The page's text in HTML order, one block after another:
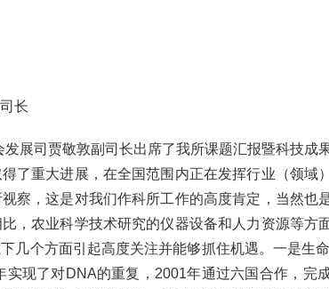
长
司贾敬敦副司长出席了我所课题汇报暨科技成果
了重大进展，在全国范围内正在发挥行业（领域
察，这是对我们作科所工作的高度肯定，当然也
，农业科学技术研究的仪器设备和人力资源等方
几个方面引起高度关注并能够抓住机遇。一是生
现了对DNA的重复，2001年通过六国合作，完